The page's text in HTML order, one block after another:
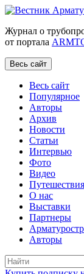
Журнал о
от портала
Весь сайт
Весь сайт
Популярное
Авторы
Архив
Новости
Статьи
Интервью
Фото
Видео
Путешествия
О нас
Выставки
Партнеры
Авторы